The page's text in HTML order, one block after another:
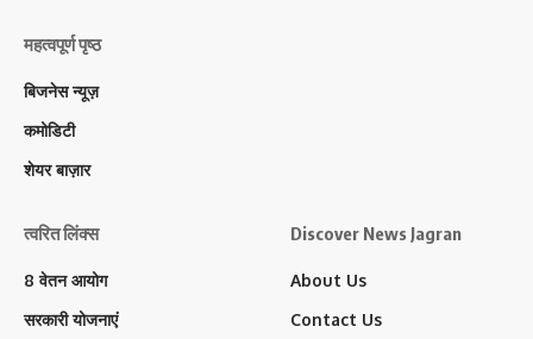
महत्वपूर्ण पृष्ठ
बिजनेस न्यूज़
कमोडिटी
शेयर बाज़ार
त्वरित लिंक्स
8 वेतन आयोग
सरकारी योजनाएं
Discover News Jagran
About Us
Contact Us